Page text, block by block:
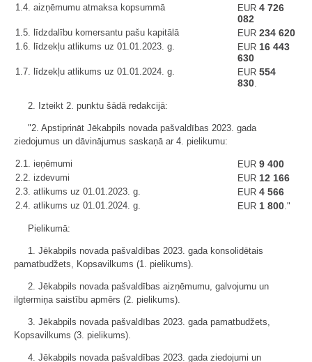
1.4. aizņēmumu atmaksa kopsummā EUR 4 726
082
1.5. līdzdalību komersantu pašu kapitālā EUR 234 620
1.6. līdzekļu atlikums uz 01.01.2023. g. EUR 16 443
630
1.7. līdzekļu atlikums uz 01.01.2024. g. EUR 554
830.
2. Izteikt 2. punktu šādā redakcijā:
"2. Apstiprināt Jēkabpils novada pašvaldības 2023. gada
ziedojumus un dāvinājumus saskaņā ar 4. pielikumu:
2.1. ieņēmumi EUR 9 400
2.2. izdevumi EUR 12 166
2.3. atlikums uz 01.01.2023. g. EUR 4 566
2.4. atlikums uz 01.01.2024. g. EUR 1 800."
Pielikumā:
1. Jēkabpils novada pašvaldības 2023. gada konsolidētais
pamatbudžets, Kopsavilkums (1. pielikums).
2. Jēkabpils novada pašvaldības aizņēmumu, galvojumu un
ilgtermiņa saistību apmērs (2. pielikums).
3. Jēkabpils novada pašvaldības 2023. gada pamatbudžets,
Kopsavilkums (3. pielikums).
4. Jēkabpils novada pašvaldības 2023. gada ziedojumi un